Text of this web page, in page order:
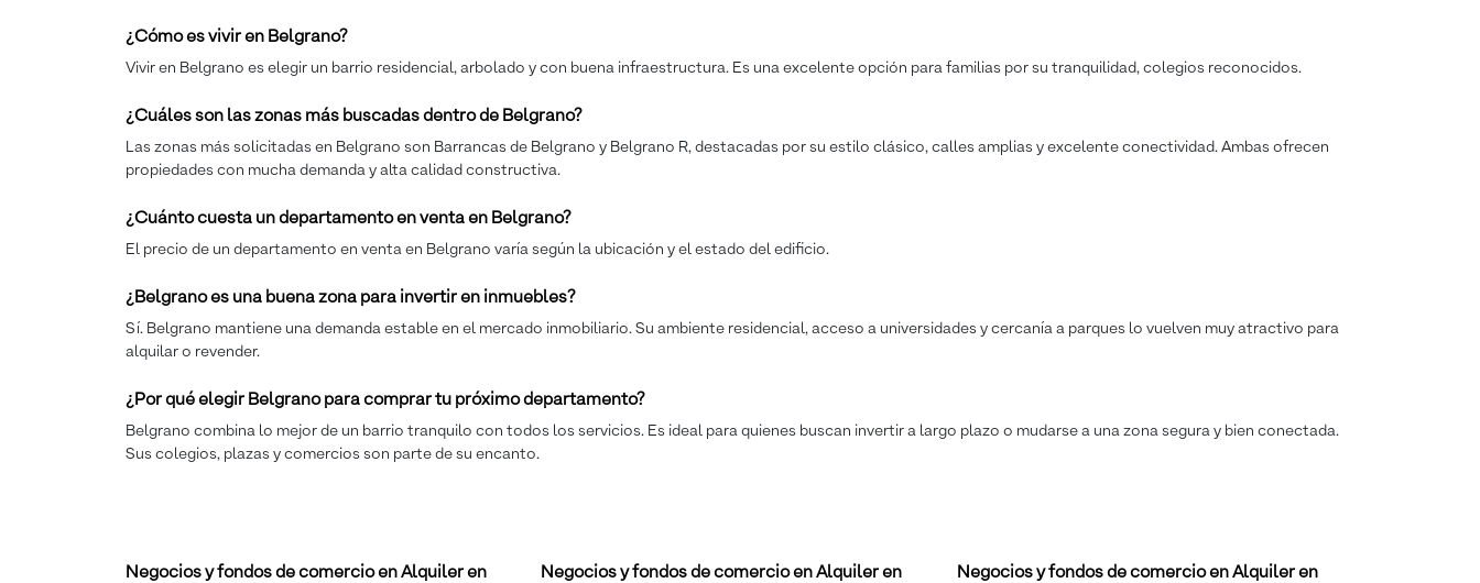
¿Cómo es vivir en Belgrano?
Vivir en Belgrano es elegir un barrio residencial, arbolado y con buena infraestructura. Es una excelente opción para familias por su tranquilidad, colegios reconocidos.
¿Cuáles son las zonas más buscadas dentro de Belgrano?
Las zonas más solicitadas en Belgrano son Barrancas de Belgrano y Belgrano R, destacadas por su estilo clásico, calles amplias y excelente conectividad. Ambas ofrecen
propiedades con mucha demanda y alta calidad constructiva.
¿Cuánto cuesta un departamento en venta en Belgrano?
El precio de un departamento en venta en Belgrano varía según la ubicación y el estado del edificio.
¿Belgrano es una buena zona para invertir en inmuebles?
Sí. Belgrano mantiene una demanda estable en el mercado inmobiliario. Su ambiente residencial, acceso a universidades y cercanía a parques lo vuelven muy atractivo para
alquilar o revender.
¿Por qué elegir Belgrano para comprar tu próximo departamento?
Belgrano combina lo mejor de un barrio tranquilo con todos los servicios. Es ideal para quienes buscan invertir a largo plazo o mudarse a una zona segura y bien conectada.
Sus colegios, plazas y comercios son parte de su encanto.
Negocios y fondos de comercio en Alquiler en
Negocios y fondos de comercio en Alquiler en
Negocios y fondos de comercio en Alquiler en